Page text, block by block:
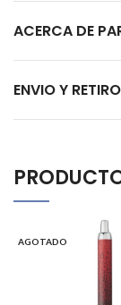
ACERCA DE
ENVIO Y RETIRO
AGOTADO